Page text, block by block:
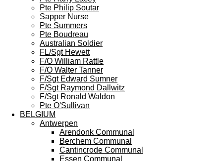
Pte Philip Soutar
Sapper Nurse
Pte Summers
Pte Boudreau
Australian Soldier
FL/Sgt Hewett
F/O William Rattle
F/O Walter Tanner
F/Sgt Edward Sumner
F/Sgt Raymond Dallwitz
F/Sgt Ronald Waldon
Pte O'Sullivan
BELGIUM
Antwerpen
Arendonk Communal
Berchem Communal
Cantincrode Communal
Essen Communal